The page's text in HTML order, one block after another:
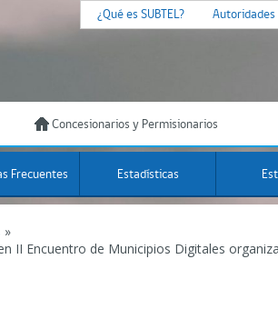
¿Qué es SUBTEL? Autoridades
Concesionarios y Permisionarios
Frecuentes Estadísticas
»
II Encuentro de Municipios Digitales